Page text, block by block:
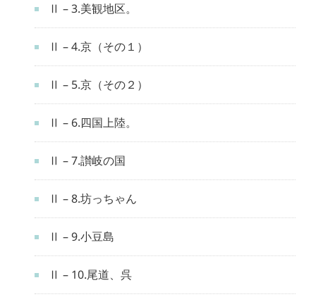
Ⅱ – 3.美観地区。
Ⅱ – 4.京（その１）
Ⅱ – 5.京（その２）
Ⅱ – 6.四国上陸。
Ⅱ – 7.讃岐の国
Ⅱ – 8.坊っちゃん
Ⅱ – 9.小豆島
Ⅱ – 10.尾道、呉